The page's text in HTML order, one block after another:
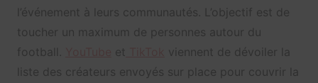
l’événement à leurs communautés. L’objectif est de
toucher un maximum de personnes autour du
football.
et
viennent de dévoiler la
liste des créateurs envoyés sur place pour couvrir la